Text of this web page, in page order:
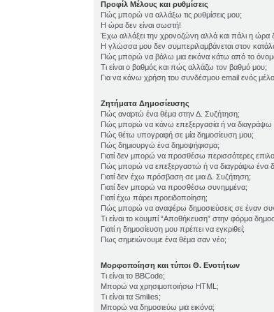
Προφίλ Μέλους και ρυθμίσεις
Πώς μπορώ να αλλάξω τις ρυθμίσεις μου;
Η ώρα δεν είναι σωστή!
Έχω αλλάξει την χρονοζώνη αλλά και πάλι η ώρα
Η γλώσσα μου δεν συμπεριλαμβάνεται στον
Πώς μπορώ να βάλω μια εικόνα κάτω από το
Τι είναι ο βαθμός και πώς αλλάζω τον βαθμό μου;
Για να κάνω χρήση του συνδέσμου email ενός
Ζητήματα Δημοσίευσης
Πώς αναρτώ ένα θέμα στην Δ. Συζήτηση;
Πώς μπορώ να κάνω επεξεργασία ή να διαγράψω
Πώς θέτω υπογραφή σε μία δημοσίευση μου;
Πώς δημιουργώ ένα δημοψήφισμα;
Γιατί δεν μπορώ να προσθέσω περισσότερες
Πώς μπορώ να επεξεργαστώ ή να διαγράψω ένα
Γιατί δεν έχω πρόσβαση σε μια Δ. Συζήτηση;
Γιατί δεν μπορώ να προσθέσω συνημμένα;
Γιατί έχω πάρει προειδοποίηση;
Πώς μπορώ να αναφέρω δημοσιεύσεις σε έναν
Τι είναι το κουμπί “Αποθήκευση” στην φόρμα
Γιατί η δημοσίευση μου πρέπει να εγκριθεί;
Πως σημειώνουμε ένα θέμα σαν νέο;
Μορφοποίηση και τύποι Θ. Ενοτήτων
Τι είναι το BBCode;
Μπορώ να χρησιμοποιήσω HTML;
Τι είναι τα Smilies;
Μπορώ να δημοσιεύω μια εικόνα;